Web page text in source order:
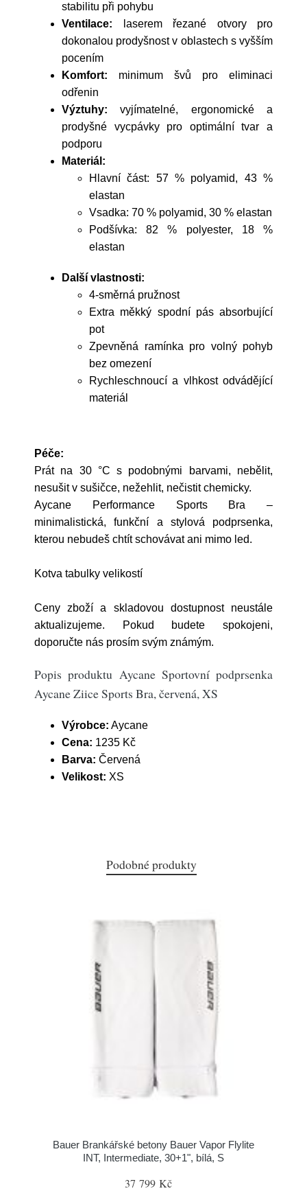
stabilitu při pohybu
Ventilace: laserem řezané otvory pro
dokonalou prodyšnost v oblastech s vyšším
pocením
Komfort: minimum švů pro eliminaci
odřenin
Výztuhy: vyjímatelné, ergonomické a
prodyšné vycpávky pro optimální tvar a
podporu
Materiál:
Hlavní část: 57 % polyamid, 43 %
elastan
Vsadka: 70 % polyamid, 30 % elastan
Podšívka: 82 % polyester, 18 %
elastan
Další vlastnosti:
4-směrná pružnost
Extra měkký spodní pás absorbující
pot
Zpevněná ramínka pro volný pohyb
bez omezení
Rychleschnoucí a vlhkost odvádějící
materiál
Péče:
Prát na 30 °C s podobnými barvami, nebělit,
nesušit v sušičce, nežehlit, nečistit chemicky.
Aycane Performance Sports Bra –
minimalistická, funkční a stylová podprsenka,
kterou nebudeš chtít schovávat ani mimo led.
Kotva tabulky velikostí
Ceny zboží a skladovou dostupnost neustále
aktualizujeme. Pokud budete spokojeni,
doporučte nás prosím svým známým.
Popis produktu Aycane Sportovní podprsenka
Aycane Ziice Sports Bra, červená, XS
Výrobce: Aycane
Cena: 1235 Kč
Barva: Červená
Velikost: XS
Podobné produkty
Bauer Brankářské betony Bauer Vapor Flylite
INT, Intermediate, 30+1", bílá, S
37 799 Kč